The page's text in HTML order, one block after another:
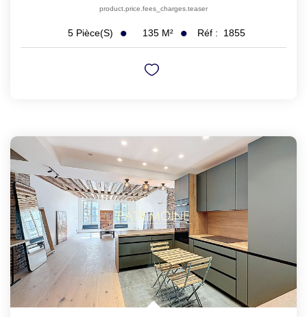
product.price.fees_charges.teaser
5 Pièce(s) 135 M² Réf : 1855